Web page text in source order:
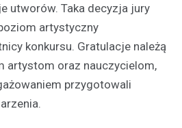
utworów. Taka decyzja jury
artystyczny
konkursu. Gratulacje należą
artystom oraz nauczycielom,
przygotowali